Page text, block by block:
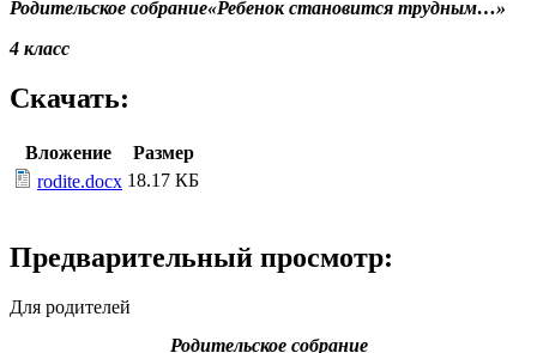
Родительское собрание«Ребенок становится трудным…»
4 класс
Скачать:
Вложение
Размер
rodite.docx 18.17 КБ
Предварительный просмотр:
Для родителей
Родительское собрание